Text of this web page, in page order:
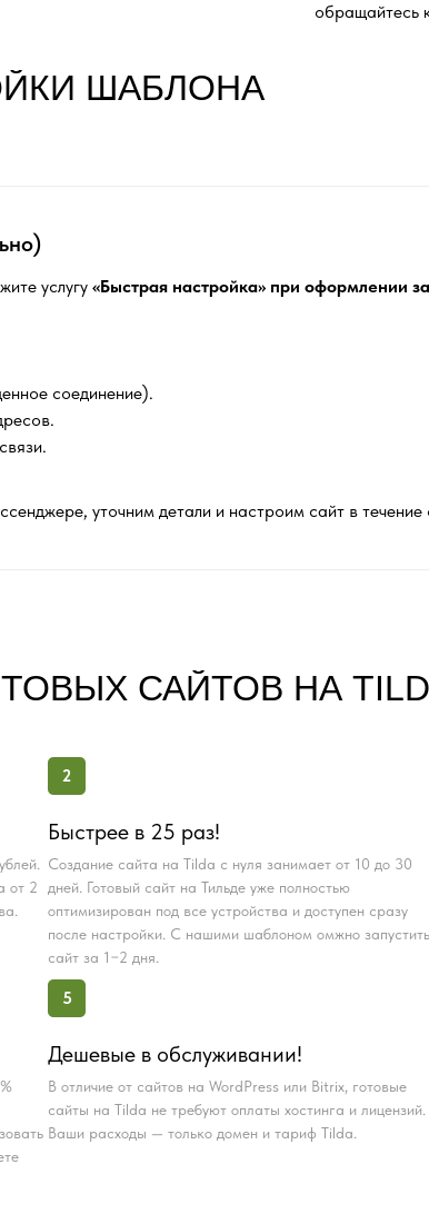
обращайтесь
ШАБЛОНА
услугу «Быстрая настройка» при оформлении
соединение).
уточним детали и настроим сайт в течение
САЙТОВ НА
от 2
2
Быстрее в 25 раз!
Создание сайта на Tilda с нуля занимает от 10 до 30
дней. Готовый сайт на Тильде уже полностью
оптимизирован под все устройства и доступен сразу
после настройки. С нашими шаблоном омжно запустить
сайт за 1−2 дня.
5
Дешевые в обслуживании!
В отличие от сайтов на WordPress или Bitrix, готовые
сайты на Tilda не требуют оплаты хостинга и лицензий.
Ваши расходы — только домен и тариф Tilda.